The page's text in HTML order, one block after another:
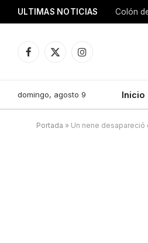
ULTIMAS NOTICIAS Colón
Facebook
X
Instagram
domingo, agosto 9 Inicio
Portada » Un nene desapareció